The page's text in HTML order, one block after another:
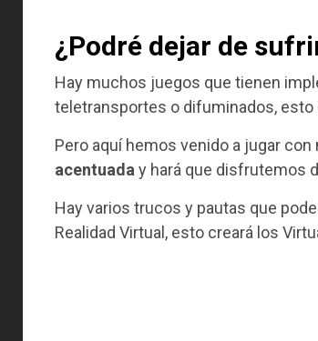
¿Podré dejar de
Hay muchos juegos que tienen
teletransportes o difuminados,
Pero aquí hemos venido a jugar
acentuada y hará que disfrutemos
Hay varios trucos y pautas que
Realidad Virtual, esto creará los